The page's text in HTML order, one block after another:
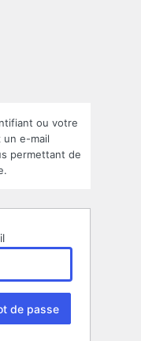
ou votre
un e-mail
permettant de